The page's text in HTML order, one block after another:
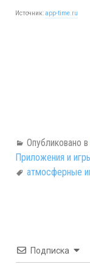
Источник:app-time.ru
Опубликовано в
Приложения и
атмосферные
Подписка